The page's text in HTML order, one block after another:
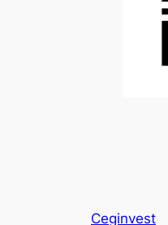
Ceginvest